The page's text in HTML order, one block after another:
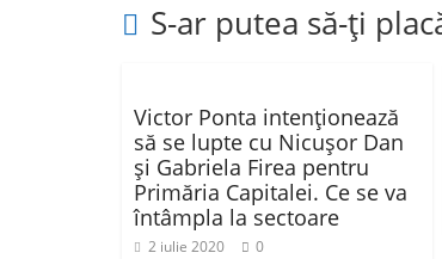
S-ar putea să-ți
Victor Ponta intenționează
să se lupte cu Nicușor Dan
și Gabriela Firea pentru
Primăria Capitalei. Ce se va
întâmpla la sectoare
2 iulie 2020 0